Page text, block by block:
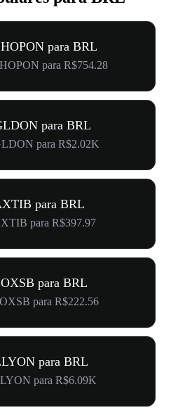
para BRL
para R$754.28
para BRL
para R$2.02K
para BRL
para R$397.97
para BRL
para R$222.56
para BRL
para R$6.09K